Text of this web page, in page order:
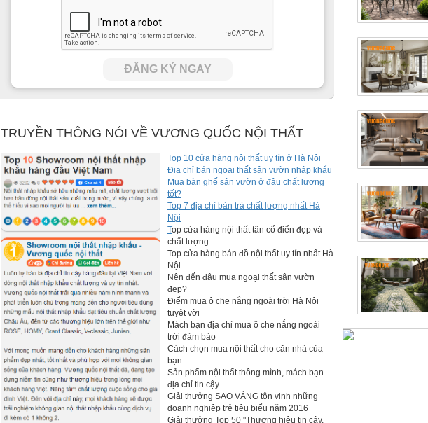
ĐĂNG KÝ NGAY
TRUYỀN THÔNG NÓI VỀ VƯƠNG QUỐC NỘI THẤT
Top 10 cửa hàng nội thất uy tín ở Hà Nội
Địa chỉ bán ngoại thất sân vườn nhâp khẩu
Mua bàn ghế sân vườn ở đâu chất lượng
tốt?
Top 7 địa chỉ bàn trà chất lượng nhất Hà
Nội
Top cửa hàng nội thất tân cổ điển đẹp và
chất lượng
Top cửa hàng bán đồ nội thất uy tín nhất Hà
Nội
Nên đến đâu mua ngoại thất sân vườn
đẹp?
Điểm mua ô che nắng ngoài trời Hà Nội
tuyệt vời
Mách bạn địa chỉ mua ô che nắng ngoài
trời đảm bảo
Cách chọn mua nội thất cho căn nhà của
bạn
Sản phẩm nội thất thông mình, mách bạn
địa chỉ tin cậy
Giải thưởng SAO VÀNG tôn vinh những
doanh nghiệp trẻ tiêu biểu năm 2016
Giải thưởng Top 50 "Thương hiệu tin cậy,
Mã sp: HH.BTD08
6.510.000đ